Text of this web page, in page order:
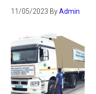
11/05/2023 ByAdmin